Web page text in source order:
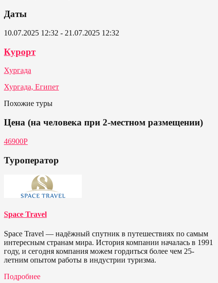
Даты
10.07.2025 12:32 - 21.07.2025 12:32
Курорт
Хургада
Хургада, Египет
Похожие туры
Цена (на человека при 2-местном размещении)
46900P
Туроператор
Space Travel
Space Travel — надёжный спутник в путешествиях по самым
интересным странам мира. История компании началась в 1991
году, и сегодня компания можем гордиться более чем 25-
летним опытом работы в индустрии туризма.
Подробнее